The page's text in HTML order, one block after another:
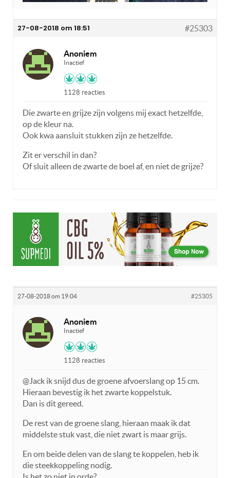
27-08-2018 om 18:51 #25303
Anoniem
Inactief
1128 reacties
Die zwarte en grijze zijn volgens mij exact hetzelfde,
op de kleur na.
Ook kwa aansluit stukken zijn ze hetzelfde.
Zit er verschil in dan?
Of sluit alleen de zwarte de boel af, en niet de grijze?
27-08-2018 om 19:04 #25305
Anoniem
Inactief
1128 reacties
@Jack ik snijd dus de groene afvoerslang op 15 cm.
Hieraan bevestig ik het zwarte koppelstuk.
Dan is dit gereed.
De rest van de groene slang, hieraan maak ik dat
middelste stuk vast, die niet zwart is maar grijs.
En om beide delen van de slang te koppelen, heb ik
die steekkoppeling nodig.